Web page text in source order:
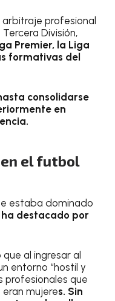
arbitraje profesional
División,
Premier, la Liga
formativas del
consolidarse
en
el futbol
estaba dominado
ha destacado por
al ingresar al
entorno “hostil y
profesionales que
mujeres. Sin